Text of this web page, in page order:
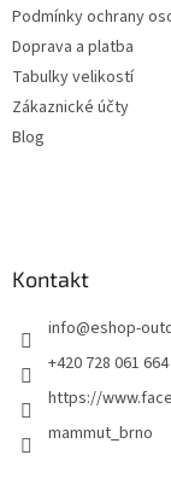
Podmínky ochrany
Doprava a platba
Tabulky velikostí
Zákaznické účty
Blog
Kontakt
info@eshop-
+420 728 061 664
https://
mammut_brno